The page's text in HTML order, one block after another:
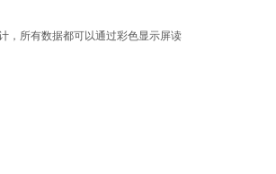
，所有数据都可以通过彩色显示屏读